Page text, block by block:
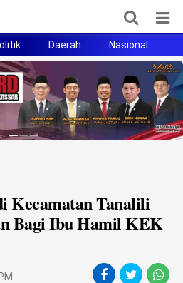
Daerah Nasional
Kecamatan Tanalili
Bagi Ibu Hamil KEK